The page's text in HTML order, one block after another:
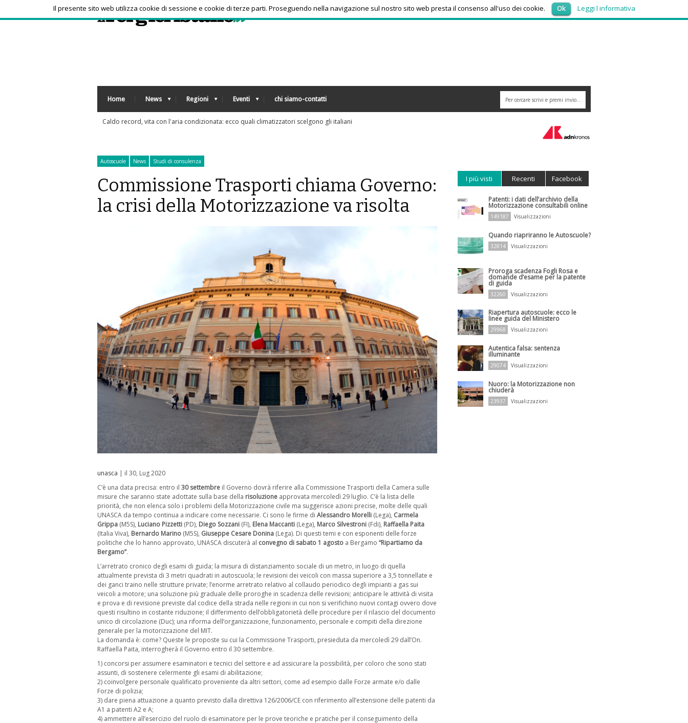
venerdì 7, Agosto 2026
Home News Regioni Eventi chi siamo-contatti
Tra bambini e ragazzi in aumento uso psicofarmaci, consumi triplicati dal 2016
Autoscuole News Studi di consulenza
Commissione Trasporti chiama Governo:
la crisi della Motorizzazione va risolta
unasca | il 30, Lug 2020
C’è una data precisa: entro il 30 settembre il Governo dovrà riferire alla Commissione Trasporti della Camera sulle
misure che saranno state adottate sulla base della risoluzione approvata mercoledì 29 luglio. C’è la lista delle
priorità, che non elenca solo i problemi della Motorizzazione civile ma suggerisce azioni precise, molte delle quali
UNASCA da tempo continua a indicare come necessarie. Ci sono le firme di Alessandro Morelli (Lega), Carmela
Grippa (M5S), Luciano Pizzetti (PD), Diego Sozzani (FI), Elena Maccanti (Lega), Marco Silvestroni (Fdi), Raffaella Paita
(Italia Viva), Bernardo Marino (M5S), Giuseppe Cesare Donina (Lega). Di questi temi e con esponenti delle forze
politiche che lo hanno approvato, UNASCA discuterà al convegno di sabato 1 agosto a Bergamo “Ripartiamo da
Bergamo”.
L’arretrato cronico degli esami di guida; la misura di distanziamento sociale di un metro, in luogo di quella
attualmente prevista di 3 metri quadrati in autoscuola; le revisioni dei veicoli con massa superiore a 3,5 tonnellate e
dei ganci traino nelle strutture private; l’enorme arretrato relativo al collaudo periodico degli impianti a gas sui
veicoli a motore; una soluzione più graduale delle proroghe in scadenza delle revisioni; anticipare le attività di visita
e prova e di revisione previste dal codice della strada nelle regioni in cui non si verifichino nuovi contagi ovvero dove
questi risultino in costante riduzione; il differimento dell’obbligatorietà delle procedure per il rilascio del documento
unico di circolazione (Duc); una riforma dell’organizzazione, funzionamento, personale e compiti della direzione
generale per la motorizzazione del MIT.
La domanda è: come? Queste le proposte su cui la Commissione Trasporti, presieduta da mercoledì 29 dall’On.
Raffaella Paita, interrogherà il Governo entro il 30 settembre.
1) concorsi per assumere esaminatori e tecnici del settore e ad assicurare la possibilità, per coloro che sono stati
assunti, di sostenere celermente gli esami di abilitazione;
2) coinvolgere personale qualificato proveniente da altri settori, come ad esempio dalle Forze armate e/o dalle
Forze di polizia;
3) dare piena attuazione a quanto previsto dalla direttiva 126/2006/CE con riferimento all’estensione delle patenti da
A1 a patenti A2 e A;
4) ammettere all’esercizio del ruolo di esaminatore per le prove teoriche e pratiche per il conseguimento della
I più visti Recenti Facebook
Patenti: i dati dell’archivio della
Motorizzazione consultabili online
149187 Visualizzazioni
Quando riapriranno le Autoscuole?
32814 Visualizzazioni
Proroga scadenza Fogli Rosa e
domande d’esame per la patente
di guida
32260 Visualizzazioni
Riapertura autoscuole: ecco le
linee guida del Ministero
29968 Visualizzazioni
Autentica falsa: sentenza
illuminante
29074 Visualizzazioni
Nuoro: la Motorizzazione non
chiuderà
23937 Visualizzazioni
Il presente sito web utilizza cookie di sessione e cookie di terze parti. Proseguendo nella navigazione sul nostro sito web presta il consenso all'uso dei cookie. Ok Leggi l informativa